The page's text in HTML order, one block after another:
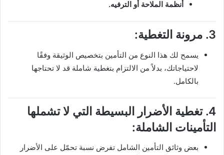
أنظمة الملاحة أو الترفيه.
3. مرونة التغطية:
يسمح لك هذا النوع من التأمين بتخصيص الوثيقة وفقًا
لاحتياجاتك، بدلاً من الالتزام بتغطية شاملة قد لا تحتاجها
بالكامل.
4. تغطية الأضرار البسيطة التي لا تشملها
التأمينات الشاملة:
بعض وثائق التأمين الشامل تفرض نسبة تحمّل على الأضرار